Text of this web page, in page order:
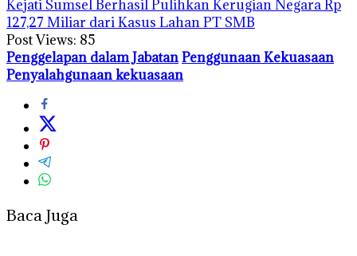
Kejati Sumsel Berhasil Pulihkan Kerugian Negara Rp
127,27 Miliar dari Kasus Lahan PT SMB
Post Views: 85
Penggelapan dalam JabatanPenggunaan Kekuasaan
Penyalahgunaan kekuasaan
Baca Juga